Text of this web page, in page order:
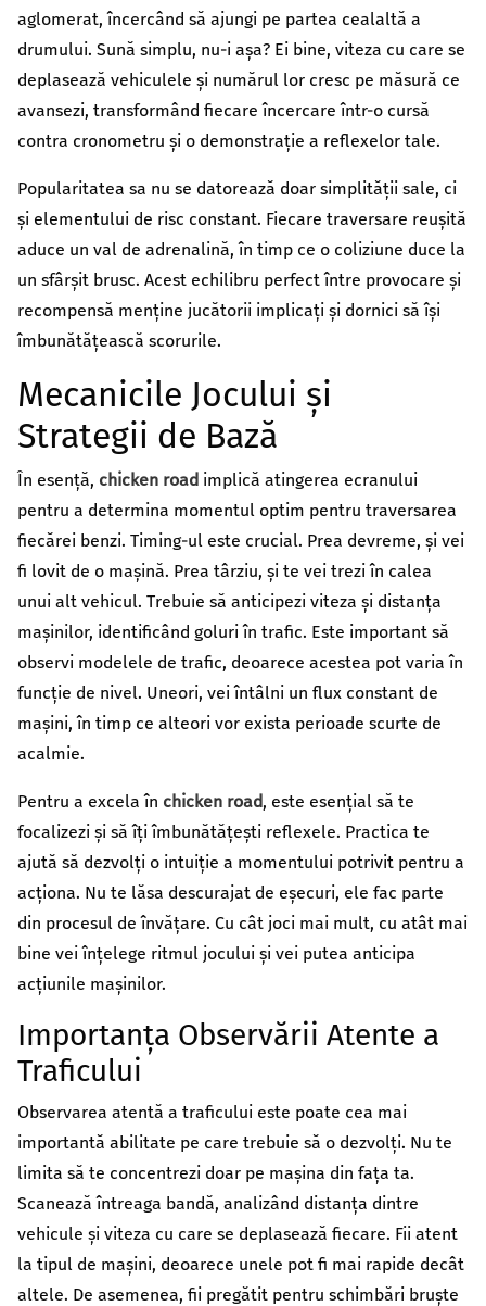
aglomerat, încercând să ajungi pe partea cealaltă a
drumului. Sună simplu, nu-i așa? Ei bine, viteza cu care se
deplasează vehiculele și numărul lor cresc pe măsură ce
avansezi, transformând fiecare încercare într-o cursă
contra cronometru și o demonstrație a reflexelor tale.
Popularitatea sa nu se datorează doar simplității sale, ci
și elementului de risc constant. Fiecare traversare reușită
aduce un val de adrenalină, în timp ce o coliziune duce la
un sfârșit brusc. Acest echilibru perfect între provocare și
recompensă menține jucătorii implicați și dornici să își
îmbunătățească scorurile.
Mecanicile Jocului și
Strategii de Bază
În esență, chicken road implică atingerea ecranului
pentru a determina momentul optim pentru traversarea
fiecărei benzi. Timing-ul este crucial. Prea devreme, și vei
fi lovit de o mașină. Prea târziu, și te vei trezi în calea
unui alt vehicul. Trebuie să anticipezi viteza și distanța
mașinilor, identificând goluri în trafic. Este important să
observi modelele de trafic, deoarece acestea pot varia în
funcție de nivel. Uneori, vei întâlni un flux constant de
mașini, în timp ce alteori vor exista perioade scurte de
acalmie.
Pentru a excela în chicken road, este esențial să te
focalizezi și să îți îmbunătățești reflexele. Practica te
ajută să dezvolți o intuiție a momentului potrivit pentru a
acționa. Nu te lăsa descurajat de eșecuri, ele fac parte
din procesul de învățare. Cu cât joci mai mult, cu atât mai
bine vei înțelege ritmul jocului și vei putea anticipa
acțiunile mașinilor.
Importanța Observării Atente a
Traficului
Observarea atentă a traficului este poate cea mai
importantă abilitate pe care trebuie să o dezvolți. Nu te
limita să te concentrezi doar pe mașina din fața ta.
Scanează întreaga bandă, analizând distanța dintre
vehicule și viteza cu care se deplasează fiecare. Fii atent
la tipul de mașini, deoarece unele pot fi mai rapide decât
altele. De asemenea, fii pregătit pentru schimbări bruște